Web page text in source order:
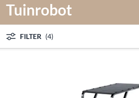
Tuinrobot
FILTER (4)